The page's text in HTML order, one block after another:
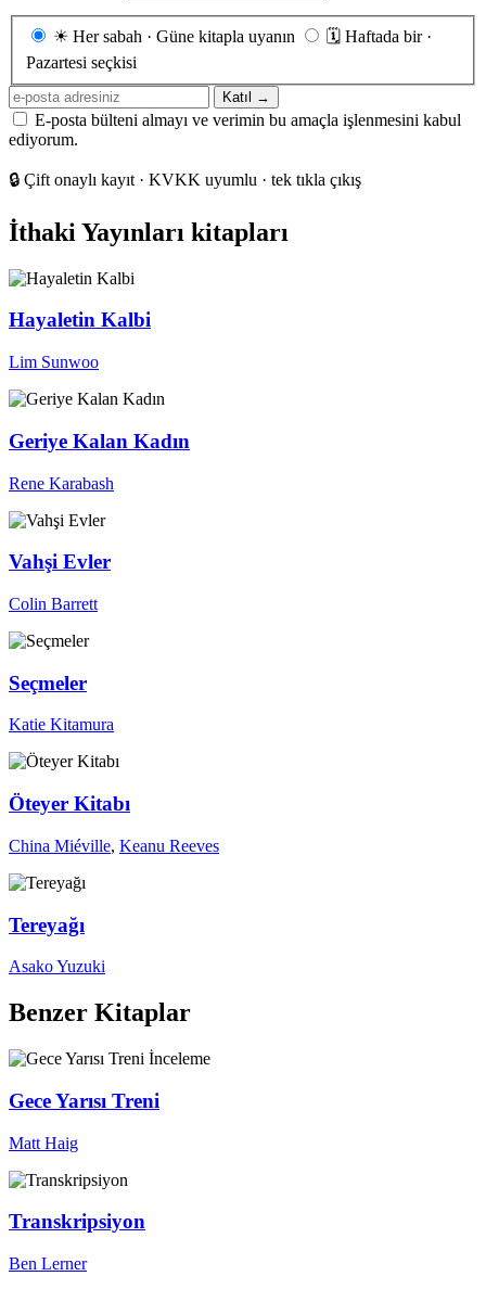
Gönderim
☀ Her sabah · Güne kitapla uyanın 🗓 Haftada bir ·
Pazartesi seçkisi
E-
posta
adresiniz
Katıl →
E-posta bülteni almayı ve verimin bu amaçla işlenmesini kabul
ediyorum.
🔒 Çift onaylı kayıt · KVKK uyumlu · tek tıkla çıkış
İthaki Yayınları kitapları
Hayaletin Kalbi
Lim Sunwoo
Geriye Kalan Kadın
Rene Karabash
Vahşi Evler
Colin Barrett
Seçmeler
Katie Kitamura
Öteyer Kitabı
China Miéville, Keanu Reeves
Tereyağı
Asako Yuzuki
Benzer Kitaplar
İnceleme
Gece Yarısı Treni
Matt Haig
Transkripsiyon
Ben Lerner